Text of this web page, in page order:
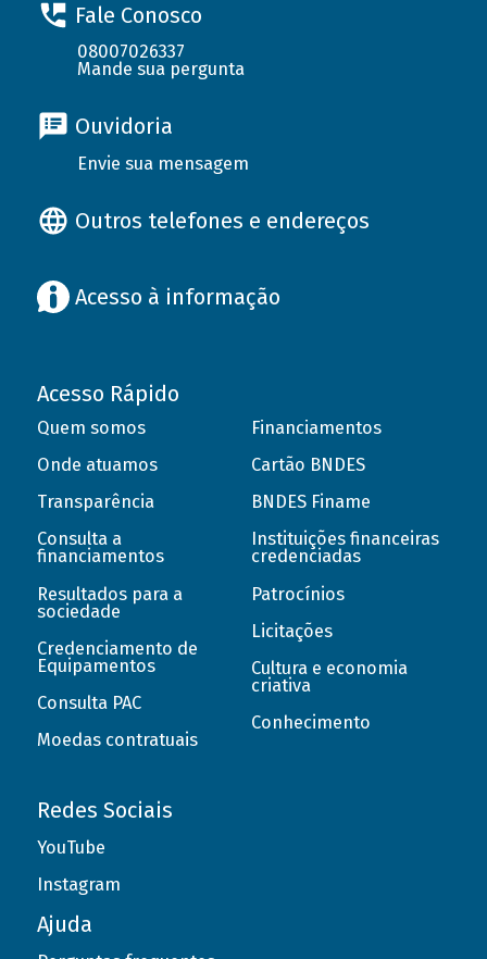
Fale Conosco
08007026337
Mande sua pergunta
Ouvidoria
Envie sua mensagem
Outros telefones e endereços
Acesso à informação
Acesso Rápido
Quem somos
Onde atuamos
Transparência
Consulta a
financiamentos
Resultados para a
sociedade
Credenciamento de
Equipamentos
Consulta PAC
Moedas contratuais
Financiamentos
Cartão BNDES
BNDES Finame
Instituições financeiras
credenciadas
Patrocínios
Licitações
Cultura e economia
criativa
Conhecimento
Redes Sociais
YouTube
Instagram
Ajuda